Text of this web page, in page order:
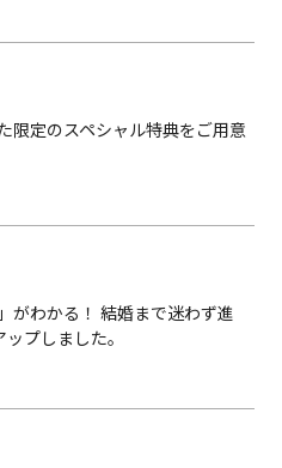
限定のスペシャル特典をご用意
がわかる！ 結婚まで迷わず進
プしました。